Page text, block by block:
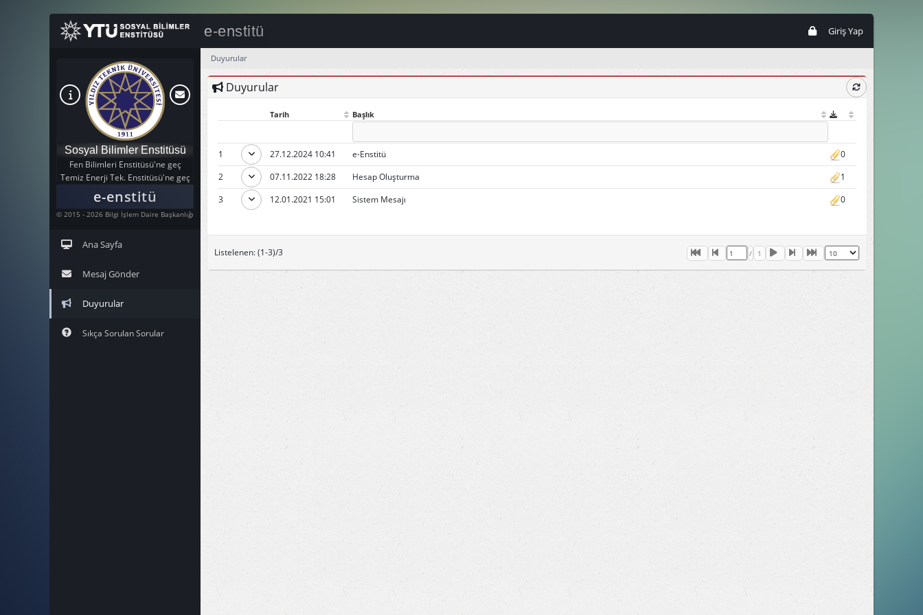
Sosyal Bilimler Enstitüsü
Fen Bilimleri Enstitüsü'ne geç
Temiz Enerji Tek. Enstitüsü'ne geç
e-enstitü
© 2015 - 2026 Bilgi İşlem Daire Başkanlığı
Ana Sayfa
Mesaj Gönder
Duyurular
Sıkça Sorulan Sorular
e-enstitü Giriş Yap
Duyurular
Duyurular
Tarih Başlık
1 27.12.2024 10:41 e-Enstitü
0
2
07.11.2022 18:28 Hesap Oluşturma
1
3
12.01.2021 15:01 Sistem Mesajı 0
Listelenen: (1-3)/3 / 1